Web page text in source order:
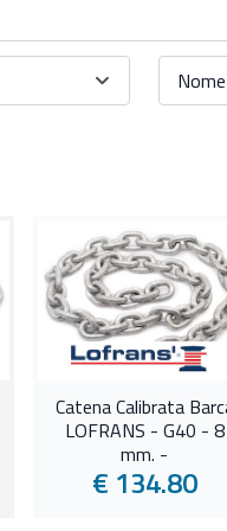
Catena Calibrata
LOFRANS - G40 - 8
mm. -
€ 134.80